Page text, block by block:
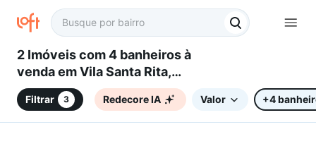
2 Imóveis com 4 banheiros à
venda em Vila Santa Rita,
Sorocaba, SP
Filtrar 3 Redecore IA Valor +4